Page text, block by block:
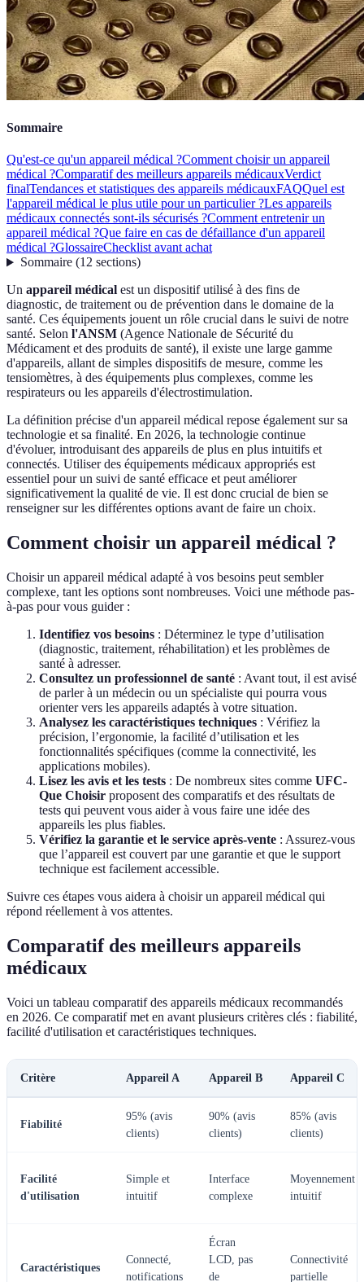
Sommaire
Qu'est-ce qu'un appareil médical ?Comment choisir un appareil
médical ?Comparatif des meilleurs appareils médicauxVerdict
finalTendances et statistiques des appareils médicauxFAQQuel est
l'appareil médical le plus utile pour un particulier ?Les appareils
médicaux connectés sont-ils sécurisés ?Comment entretenir un
appareil médical ?Que faire en cas de défaillance d'un appareil
médical ?GlossaireChecklist avant achat
Sommaire(12 sections)
Un appareil médical est un dispositif utilisé à des fins de
diagnostic, de traitement ou de prévention dans le domaine de la
santé. Ces équipements jouent un rôle crucial dans le suivi de notre
santé. Selon l'ANSM (Agence Nationale de Sécurité du
Médicament et des produits de santé), il existe une large gamme
d'appareils, allant de simples dispositifs de mesure, comme les
tensiomètres, à des équipements plus complexes, comme les
respirateurs ou les appareils d'électrostimulation.
La définition précise d'un appareil médical repose également sur sa
technologie et sa finalité. En 2026, la technologie continue
d'évoluer, introduisant des appareils de plus en plus intuitifs et
connectés. Utiliser des équipements médicaux appropriés est
essentiel pour un suivi de santé efficace et peut améliorer
significativement la qualité de vie. Il est donc crucial de bien se
renseigner sur les différentes options avant de faire un choix.
Comment choisir un appareil médical ?
Choisir un appareil médical adapté à vos besoins peut sembler
complexe, tant les options sont nombreuses. Voici une méthode pas-
à-pas pour vous guider :
Identifiez vos besoins : Déterminez le type d’utilisation
(diagnostic, traitement, réhabilitation) et les problèmes de
santé à adresser.
Consultez un professionnel de santé : Avant tout, il est avisé
de parler à un médecin ou un spécialiste qui pourra vous
orienter vers les appareils adaptés à votre situation.
Analysez les caractéristiques techniques : Vérifiez la
précision, l’ergonomie, la facilité d’utilisation et les
fonctionnalités spécifiques (comme la connectivité, les
applications mobiles).
Lisez les avis et les tests : De nombreux sites comme UFC-
Que Choisir proposent des comparatifs et des résultats de
tests qui peuvent vous aider à vous faire une idée des
appareils les plus fiables.
Vérifiez la garantie et le service après-vente : Assurez-vous
que l’appareil est couvert par une garantie et que le support
technique est facilement accessible.
Suivre ces étapes vous aidera à choisir un appareil médical qui
répond réellement à vos attentes.
Comparatif des meilleurs appareils
médicaux
Voici un tableau comparatif des appareils médicaux recommandés
en 2026. Ce comparatif met en avant plusieurs critères clés : fiabilité,
facilité d'utilisation et caractéristiques techniques.
Critère Appareil A Appareil B Appareil C
Fiabilité
95% (avis
clients)
90% (avis
clients)
85% (avis
clients)
Facilité
d'utilisation
Simple et
intuitif
Interface
complexe
Moyennement
intuitif
Caractéristiques
Connecté,
notifications
Écran
LCD, pas
de
Connectivité
partielle